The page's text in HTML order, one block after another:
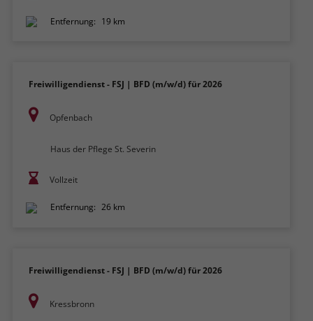
Entfernung: 19 km
Freiwilligendienst - FSJ | BFD (m/w/d) für 2026
Opfenbach
Haus der Pflege St. Severin
Vollzeit
Entfernung: 26 km
Freiwilligendienst - FSJ | BFD (m/w/d) für 2026
Kressbronn